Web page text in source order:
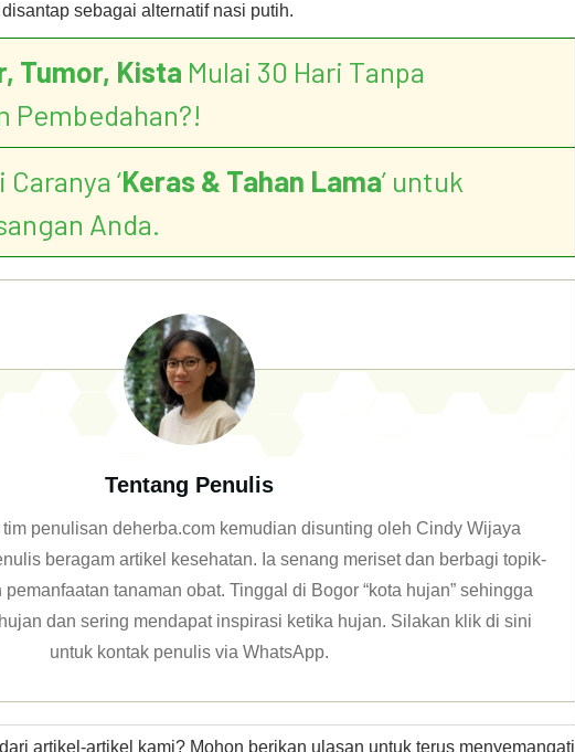
sebagai alternatif nasi putih.
Tumor, Kista Mulai 30 Hari Tanpa
Pembedahan?!
‘Keras & Tahan Lama’ untuk
Anda.
Tentang Penulis
penulisan deherba.com kemudian disunting oleh Cindy Wijaya
beragam artikel kesehatan. Ia senang meriset dan berbagi topik-
tanaman obat. Tinggal di Bogor “kota hujan” sehingga
dan sering mendapat inspirasi ketika hujan. Silakan klik di sini
untuk kontak penulis via WhatsApp.
artikel-artikel kami? Mohon berikan ulasan untuk terus menyemangati